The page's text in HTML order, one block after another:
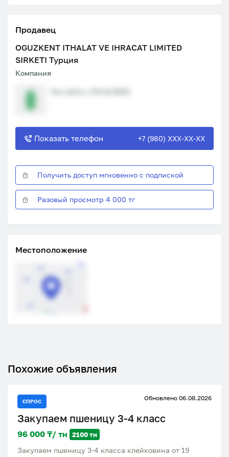
Продавец
OGUZKENT ITHALAT VE IHRACAT LIMITED
SIRKETI Турция
Компания
Показать телефон +7 (980) XXX-XX-XX
Получить доступ мгновенно с подпиской
Разовый просмотр 4 000 тг
Местоположение
Похожие объявления
СПРОС Обновлено 06.08.2026
Закупаем пшеницу 3-4 класс
96 000 ₸/ тн 2100 тн
Закупаем пшеницу 3-4 класса клейковина от 19